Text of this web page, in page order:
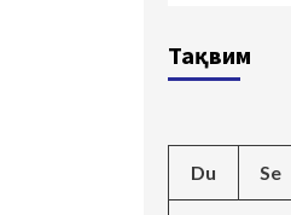
Тақвим
Du Se